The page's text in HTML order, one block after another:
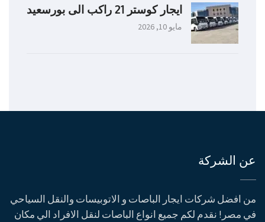
ايجار كوستر 21 راكب الى بورسعيد
مايو 10, 2026
عن الشركة
من افضل شركات ايجار الباصات و الاتوبيسات والنقل السياحي
في مصر! نقدم لكم جميع انواع الباصات لنقل الافراد الي مكان